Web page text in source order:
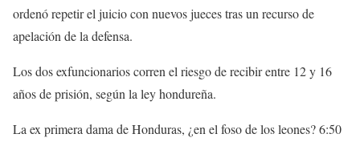
ordenó repetir el juicio con nuevos jueces tras un recurso de
apelación de la defensa.
Los dos exfuncionarios corren el riesgo de recibir entre 12 y 16
años de prisión, según la ley hondureña.
La ex primera dama de Honduras, ¿en el foso de los leones?6:50